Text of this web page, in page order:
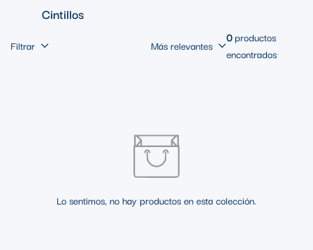
Cintillos
Filtrar Más relevantes
0productos
encontrados
Lo sentimos, no hay productos en esta colección.